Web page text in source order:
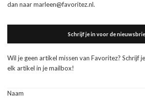
dan naar marleen@favoritez.nl.
Schrijf je in voor de
Wil je geen artikel missen van Favoritez? Schrijf
elk artikel in je mailbox!
Naam